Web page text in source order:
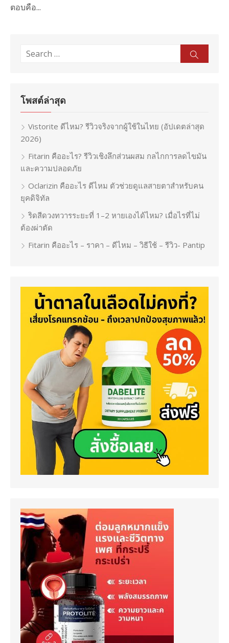
ตอบคือ...
Search
โพสต์ล่าสุด
Vistorite ดีไหม? รีวิวจริงจากผู้ใช้ในไทย (อัปเดตล่าสุด
2026)
Fitarin คืออะไร? รีวิวเชิงลึกส่วนผสม กลไกการลดไขมัน
และความปลอดภัย
Oclarizin คืออะไร ดีไหม ตัวช่วยดูแลสายตาสำหรับคน
ยุคดิจิทัล
ริดสีดวงทวารระยะที่ 1–2 หายเองได้ไหม? เมื่อไรที่ไม่
ต้องผ่าตัด
Fitarin คืออะไร – ราคา – ดีไหม – วิธีใช้ – รีวิว- Pantip